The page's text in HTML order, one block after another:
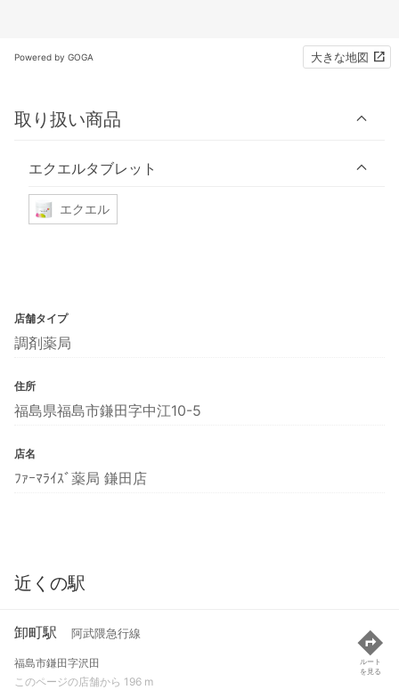
Powered by GOGA 大きな地図
取り扱い商品
エクエルタブレット
エクエル
店舗タイプ
調剤薬局
住所
福島県福島市鎌田字中江10-5
店名
ﾌｧｰﾏﾗｲｽﾞ薬局 鎌田店
近くの駅
卸町駅 阿武隈急行線
福島市鎌田字沢田
このページの店舗から 196 m
ルート
を見る